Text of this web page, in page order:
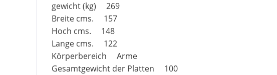
gewicht (kg) 269
Breite cms. 157
Hoch cms. 148
Lange cms. 122
Körperbereich Arme
Gesamtgewicht der Platten 100